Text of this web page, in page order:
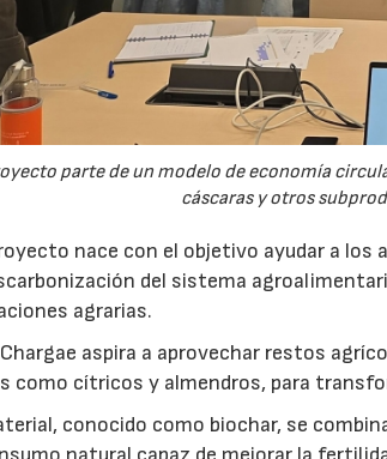
parte de un modelo de economía
cáscaras y otros
nace con el objetivo ayudar a
del sistema
agrarias.
aspira a aprovechar restos
como cítricos y almendros, para
conocido como biochar, se